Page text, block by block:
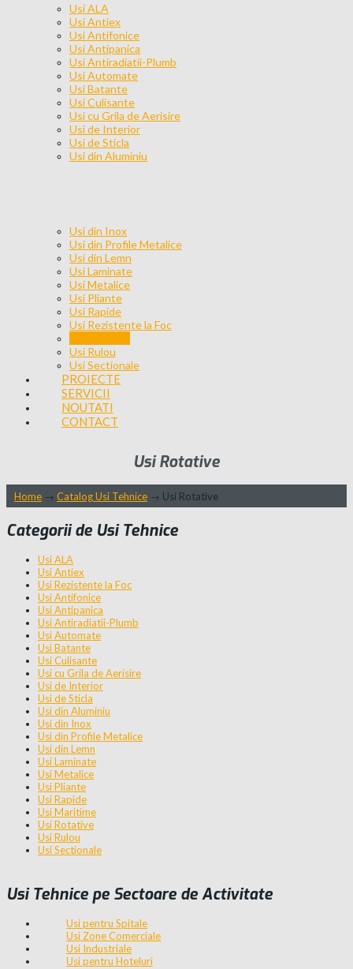
Usi ALA
Usi Antiex
Usi Antifonice
Usi Antipanica
Usi Antiradiatii-Plumb
Usi Automate
Usi Batante
Usi Culisante
Usi cu Grila de Aerisire
Usi de Interior
Usi de Sticla
Usi din Aluminiu
Usi din Inox
Usi din Profile Metalice
Usi din Lemn
Usi Laminate
Usi Metalice
Usi Pliante
Usi Rapide
Usi Rezistente la Foc
Usi Rulou
Usi Sectionale
PROIECTE
SERVICII
NOUTATI
CONTACT
Usi Rotative
Home → Catalog Usi Tehnice → Usi Rotative
Categorii de Usi Tehnice
Usi ALA
Usi Antiex
Usi Rezistente la Foc
Usi Antifonice
Usi Antipanica
Usi Antiradiatii-Plumb
Usi Automate
Usi Batante
Usi Culisante
Usi cu Grila de Aerisire
Usi de Interior
Usi de Sticla
Usi din Aluminiu
Usi din Inox
Usi din Profile Metalice
Usi din Lemn
Usi Laminate
Usi Metalice
Usi Pliante
Usi Rapide
Usi Maritime
Usi Rotative
Usi Rulou
Usi Sectionale
Usi Tehnice pe Sectoare de Activitate
Usi pentru Spitale
Usi Zone Comerciale
Usi Industriale
Usi pentru Hoteluri